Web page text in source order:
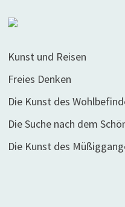
Kunst und Reisen
Freies Denken
Die Kunst des
Die Suche nach dem
Die Kunst des